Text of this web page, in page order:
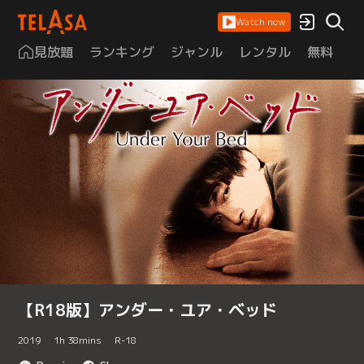
Watch now
見放題 ランキング ジャンル レンタル 無料
【R18版】アンダー・ユア・ベッド
2019 1h 38mins R-18